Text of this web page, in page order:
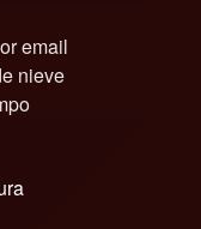
email
nieve